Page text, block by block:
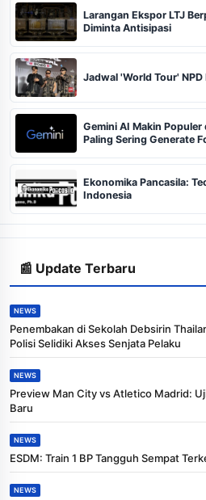
Larangan Ekspor LTJ
Diminta Antisipasi
Jadwal 'World Tour'
Gemini AI Makin
Paling Sering Generate
Ekonomika Pancasila:
Indonesia
📰 Update Terbaru
NEWS
Penembakan di Sekolah Debsirin
Polisi Selidiki Akses Senjata Pelaku
NEWS
Preview Man City vs Atletico Madrid:
Baru
NEWS
ESDM: Train 1 BP Tangguh Sempat
NEWS